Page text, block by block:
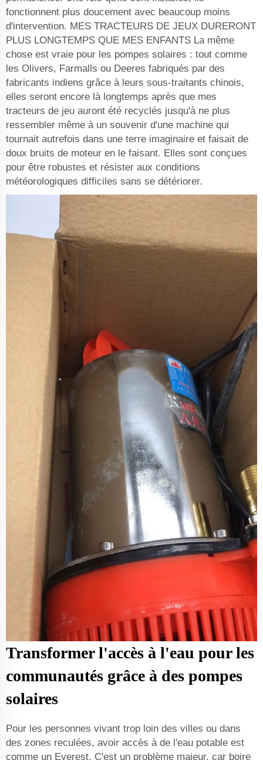
fonctionnent plus doucement avec beaucoup moins
d'intervention. MES TRACTEURS DE JEUX DURERONT
PLUS LONGTEMPS QUE MES ENFANTS La même
chose est vraie pour les pompes solaires : tout comme
les Olivers, Farmalls ou Deeres fabriqués par des
fabricants indiens grâce à leurs sous-traitants chinois,
elles seront encore là longtemps après que mes
tracteurs de jeu auront été recyclés jusqu'à ne plus
ressembler même à un souvenir d'une machine qui
tournait autrefois dans une terre imaginaire et faisait de
doux bruits de moteur en le faisant. Elles sont conçues
pour être robustes et résister aux conditions
météorologiques difficiles sans se détériorer.
Transformer l'accès à l'eau pour les
communautés grâce à des pompes
solaires
Pour les personnes vivant trop loin des villes ou dans
des zones reculées, avoir accès à de l'eau potable est
comme un Everest. C'est un problème majeur, car boire